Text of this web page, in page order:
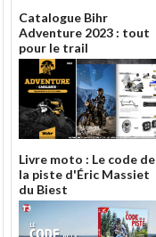
Catalogue Bihr
Adventure 2023 : tout
pour le trail
Livre moto : Le code de
la piste d'Éric Massiet
du Biest